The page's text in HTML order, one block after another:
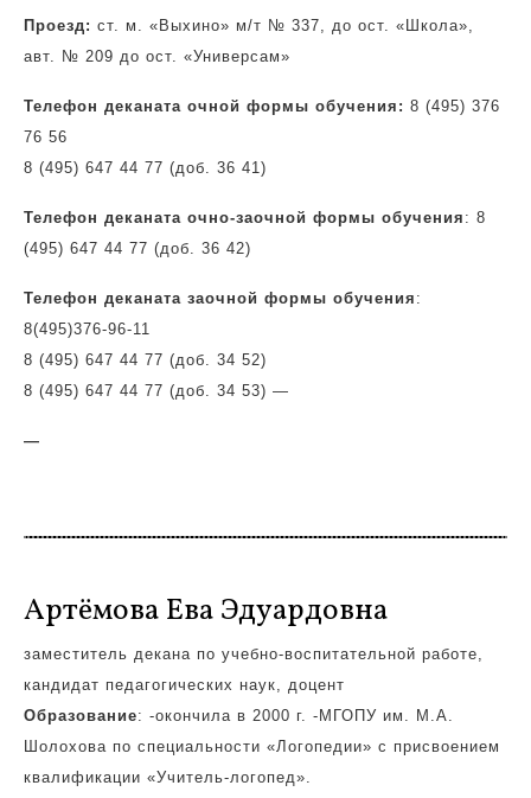
Проезд: ст. м. «Выхино» м/т № 337, до ост. «Школа»,
авт. № 209 до ост. «Универсам»
Телефон деканата очной формы обучения: 8 (495) 376
76 56
8 (495) 647 44 77 (доб. 36 41)
Телефон деканата очно-заочной формы обучения : 8
(495) 647 44 77 (доб. 36 42)
Телефон деканата заочной формы обучения :
8(495)376-96-11
8 (495) 647 44 77 (доб. 34 52)
8 (495) 647 44 77 (доб. 34 53) —
—
Артёмова Ева Эдуардовна
заместитель декана по учебно-воспитательной работе,
кандидат педагогических наук, доцент
Образование: -окончила в 2000 г. -МГОПУ им. М.А.
Шолохова по специальности «Логопедии» с присвоением
квалификации «Учитель-логопед».